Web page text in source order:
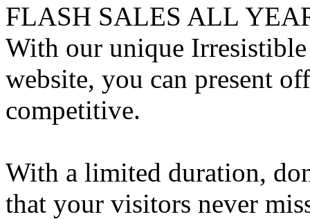
FLASH SALES ALL
With our unique
website, you can present
competitive.
With a limited duration,
that your visitors never